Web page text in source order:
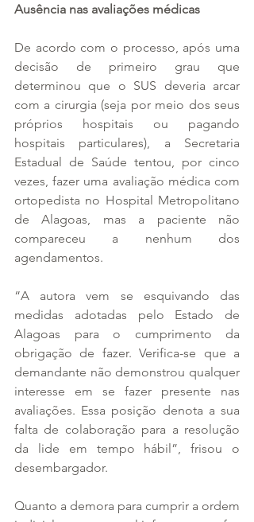
Ausência nas avaliações médicas
De acordo com o processo, após uma
decisão de primeiro grau que
determinou que o SUS deveria arcar
com a cirurgia (seja por meio dos seus
próprios hospitais ou pagando
hospitais particulares), a Secretaria
Estadual de Saúde tentou, por cinco
vezes, fazer uma avaliação médica com
ortopedista no Hospital Metropolitano
de Alagoas, mas a paciente não
compareceu a nenhum dos
agendamentos.
“A autora vem se esquivando das
medidas adotadas pelo Estado de
Alagoas para o cumprimento da
obrigação de fazer. Verifica-se que a
demandante não demonstrou qualquer
interesse em se fazer presente nas
avaliações. Essa posição denota a sua
falta de colaboração para a resolução
da lide em tempo hábil”, frisou o
desembargador.
Quanto a demora para cumprir a ordem